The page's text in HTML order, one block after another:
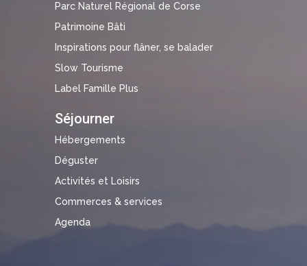
Parc Naturel Régional de Corse
Patrimoine Bâti
Inspirations pour flâner, se balader
Slow Tourisme
Label Famille Plus
Séjourner
Hébergements
Déguster
Activités et Loisirs
Commerces & services
Agenda